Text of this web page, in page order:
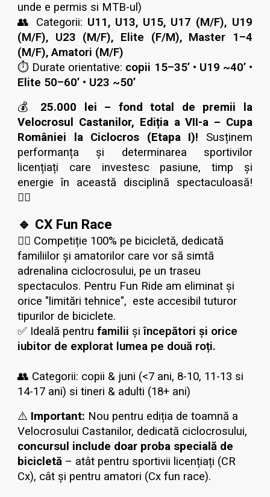
unde e permis si MTB-ul)
👥 Categorii: U11, U13, U15, U17 (M/F), U19
(M/F), U23 (M/F), Elite (F/M), Master 1–4
(M/F), Amatori (M/F)
⏱ Durate orientative: copii 15–35’ • U19 ~40’ •
Elite 50–60’ • U23 ~50’
💰 25.000 lei – fond total de premii la
Velocrosul Castanilor, Ediția a VII-a – Cupa
României la Ciclocros (Etapa I)! Susținem
performanța și determinarea sportivilor
licențiați care investesc pasiune, timp și
energie în această disciplină spectaculoasă!
🚴‍♂️
🔹 CX Fun Race
🚴‍♀️ Competiție 100% pe bicicletă, dedicată
familiilor și amatorilor care vor să simtă
adrenalina ciclocrosului, pe un traseu
spectaculos. Pentru Fun Ride am eliminat și
orice "limitări tehnice", este accesibil tuturor
tipurilor de biciclete.
✅ Ideală pentrufamilii șiîncepători și orice
iubitor de explorat lumea pe două roți.
👥 Categorii: copii & juni (<7 ani, 8-10, 11-13 si
14-17 ani) si tineri & adulti (18+ ani)
⚠️ Important: Nou pentru ediția de toamnă a
Velocrosului Castanilor, dedicată ciclocrosului,
concursul include doar proba specială de
bicicletă – atât pentru sportivii licențiați (CR
Cx), cât și pentru amatori (Cx fun race).